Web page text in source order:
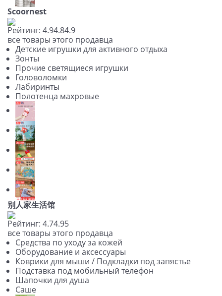
Scoornest
Рейтинг: 4.94.84.9
все товары этого продавца
Детские игрушки для активного отдыха
Зонты
Прочие светящиеся игрушки
Головоломки
Лабиринты
Полотенца махровые
别人家生活馆
Рейтинг: 4.74.95
все товары этого продавца
Средства по уходу за кожей
Оборудование и аксессуары
Коврики для мыши / Подкладки под запястье
Подставка под мобильный телефон
Шапочки для душа
Саше